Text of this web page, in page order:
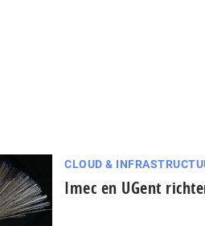
CLOUD &
Imec en UGent